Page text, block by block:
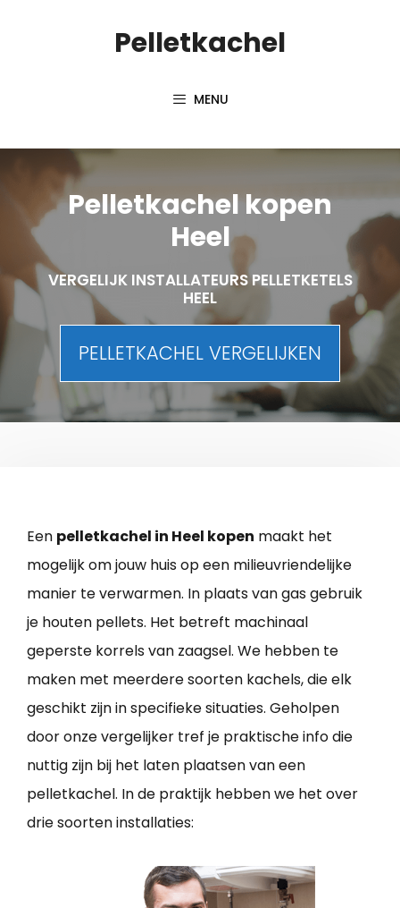
Pelletkachel
MENU
Pelletkachel kopen
Heel
VERGELIJK INSTALLATEURS PELLETKETELS
HEEL
PELLETKACHEL VERGELIJKEN
Een pelletkachel in Heel kopen maakt het
mogelijk om jouw huis op een milieuvriendelijke
manier te verwarmen. In plaats van gas gebruik
je houten pellets. Het betreft machinaal
geperste korrels van zaagsel. We hebben te
maken met meerdere soorten kachels, die elk
geschikt zijn in specifieke situaties. Geholpen
door onze vergelijker tref je praktische info die
nuttig zijn bij het laten plaatsen van een
pelletkachel. In de praktijk hebben we het over
drie soorten installaties: